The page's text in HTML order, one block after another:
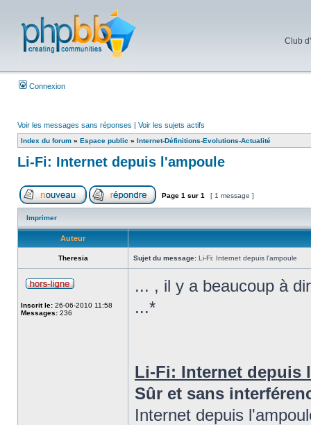
Club
Connexion
Voir les messages sans réponses | Voir les sujets actifs
Index du forum » Espace public » Internet-Définitions-Evolutions-Actualité
Li-Fi: Internet depuis l'ampoule
Page 1 sur 1 [ 1 message ]
Imprimer
Auteur
Theresia Sujet du message: Li-Fi: Internet depuis l'ampoule
Inscrit le: 26-06-2010 11:58
Messages: 236
... , il y a beaucoup à
...*
Li-Fi: Internet depuis
Sûr et sans
Internet depuis